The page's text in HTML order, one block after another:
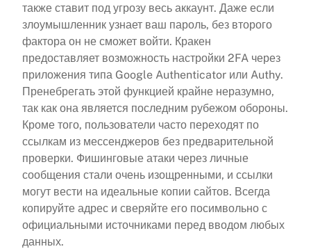
также ставит под угрозу весь аккаунт. Даже если
злоумышленник узнает ваш пароль, без второго
фактора он не сможет войти. Кракен
предоставляет возможность настройки 2FA через
приложения типа Google Authenticator или Authy.
Пренебрегать этой функцией крайне неразумно,
так как она является последним рубежом обороны.
Кроме того, пользователи часто переходят по
ссылкам из мессенджеров без предварительной
проверки. Фишинговые атаки через личные
сообщения стали очень изощренными, и ссылки
могут вести на идеальные копии сайтов. Всегда
копируйте адрес и сверяйте его посимвольно с
официальными источниками перед вводом любых
данных.